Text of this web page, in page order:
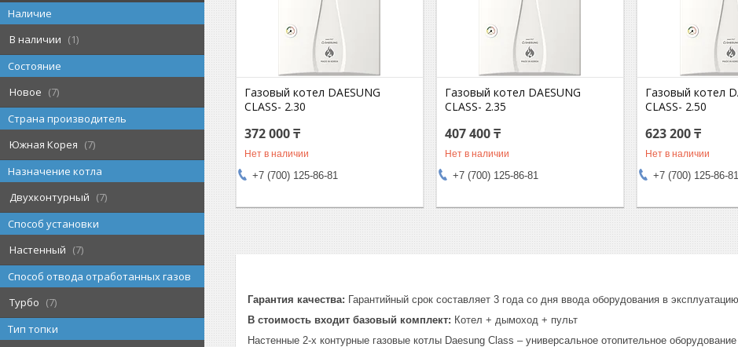
Наличие
В наличии
1
Состояние
Новое
7
Страна производитель
Южная Корея
7
Назначение котла
Двухконтурный
7
Способ установки
Настенный
7
Способ отвода отработанных газов
Турбо
7
Тип топки
Газовый котел DAESUNG
CLASS- 2.30
372 000 ₸
Нет в наличии
+7 (700) 125-86-81
Газовый котел DAESUNG
CLASS- 2.35
407 400 ₸
Нет в наличии
+7 (700) 125-86-81
Газовый котел
CLASS- 2.50
623 200 ₸
Нет в наличии
+7 (700) 125-86-81
Гарантия качества: Гарантийный срок составляет 3 года со дня ввода оборудования в эксплуатацию.
В стоимость входит базовый комплект: Котел + дымоход + пульт
Настенные 2-х контурные газовые котлы Daesung Class – универсальное отопительное